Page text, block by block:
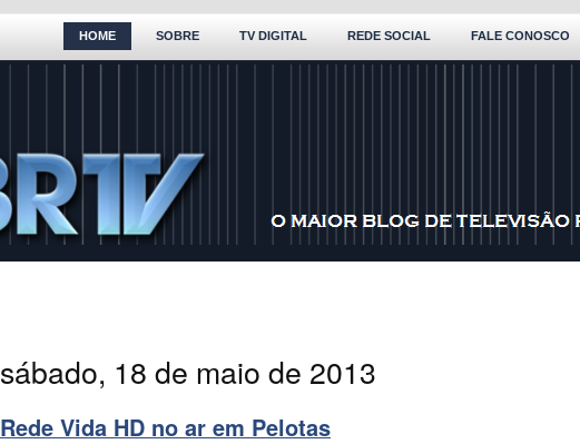
HOME SOBRE TV DIGITAL REDE SOCIAL FALE CONOSCO
sábado, 18 de maio de 2013
Rede Vida HD no ar em Pelotas